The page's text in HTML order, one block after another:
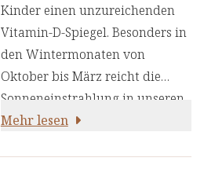
Kinder einen unzureichenden
Vitamin-D-Spiegel. Besonders in
den Wintermonaten von
Oktober bis März reicht die
Sonneneinstrahlung in unseren
Breitengraden nicht aus, damit
Mehr lesen